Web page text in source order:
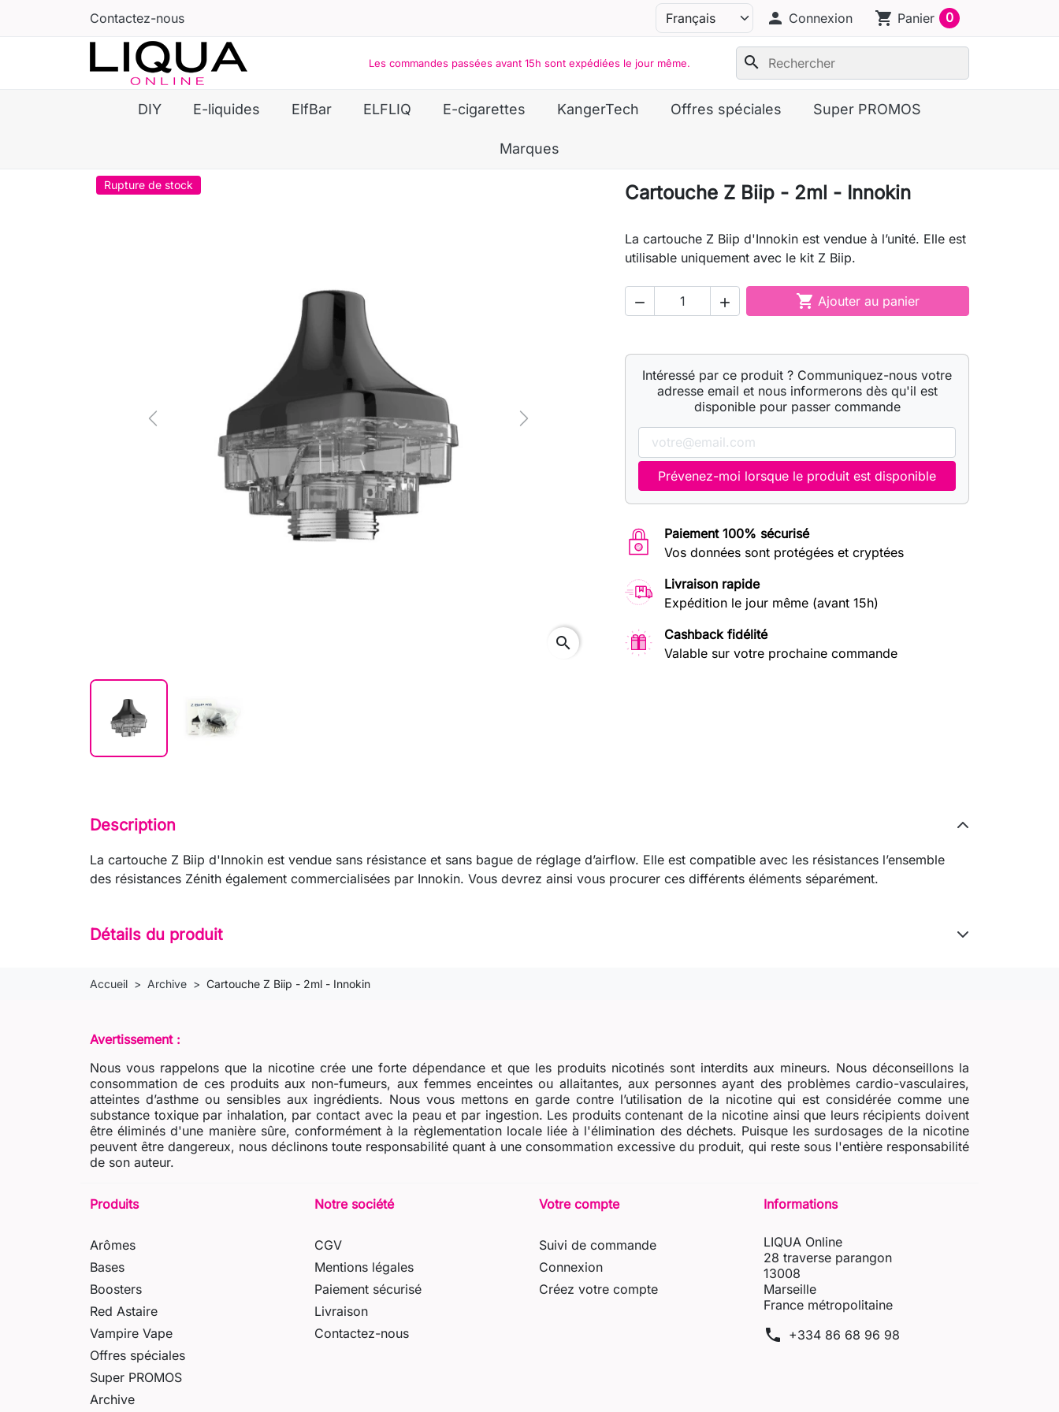
Contactez-nous person Connexion shopping_cart Panier 0
Les commandes passées avant 15h sont expédiées le jour même. search
DIY E-liquides ElfBar ELFLIQ E-cigarettes KangerTech Offres spéciales Super PROMOS
Marques
Rupture de stock
Previous Next
search
Cartouche Z Biip - 2ml - Innokin
La cartouche Z Biip d'Innokin est vendue à l’unité. Elle est
utilisable uniquement avec le kit Z Biip.
   Ajouter au panier
Intéressé par ce produit ? Communiquez-nous votre
adresse email et nous informerons dès qu'il est
disponible pour passer commande
Prévenez-moi lorsque le produit est disponible
Paiement 100% sécurisé
Vos données sont protégées et cryptées
Livraison rapide
Expédition le jour même (avant 15h)
Cashback fidélité
Valable sur votre prochaine commande
Description
La cartouche Z Biip d'Innokin est vendue sans résistance et sans bague de réglage d’airflow. Elle est compatible avec les résistances l’ensemble
des résistances Zénith également commercialisées par Innokin. Vous devrez ainsi vous procurer ces différents éléments séparément.
Détails du produit
Accueil Archive Cartouche Z Biip - 2ml - Innokin
Avertissement :
Nous vous rappelons que la nicotine crée une forte dépendance et que les produits nicotinés sont interdits aux mineurs. Nous déconseillons la
consommation de ces produits aux non-fumeurs, aux femmes enceintes ou allaitantes, aux personnes ayant des problèmes cardio-vasculaires,
atteintes d’asthme ou sensibles aux ingrédients. Nous vous mettons en garde contre l’utilisation de la nicotine qui est considérée comme une
substance toxique par inhalation, par contact avec la peau et par ingestion. Les produits contenant de la nicotine ainsi que leurs récipients doivent
être éliminés d'une manière sûre, conformément à la règlementation locale liée à l'élimination des déchets. Puisque les surdosages de la nicotine
peuvent être dangereux, nous déclinons toute responsabilité quant à une consommation excessive du produit, qui reste sous l'entière responsabilité
de son auteur.
Produits
Arômes
Bases
Boosters
Red Astaire
Vampire Vape
Offres spéciales
Super PROMOS
Archive
Notre société
CGV
Mentions légales
Paiement sécurisé
Livraison
Contactez-nous
Votre compte
Suivi de commande
Connexion
Créez votre compte
Informations
LIQUA Online
28 traverse parangon
13008
Marseille
France métropolitaine
phone +334 86 68 96 98